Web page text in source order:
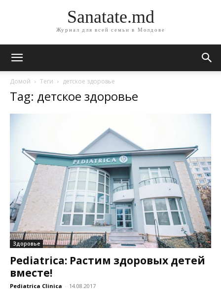
Sanatate.md
Журнал для всей семьи в Молдове
Домой Теги детское здоровье
Tag: детское здоровье
Здоровье
Pediatrica: Растим здоровых детей
вместе!
Pediatrica Clinica - 14.08.2017